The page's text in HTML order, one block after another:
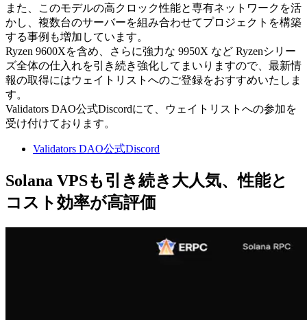
また、このモデルの高クロック性能と専有ネットワークを活
かし、複数台のサーバーを組み合わせてプロジェクトを構築
する事例も増加しています。
Ryzen 9600Xを含め、さらに強力な 9950X など Ryzenシリー
ズ全体の仕入れを引き続き強化してまいりますので、最新情
報の取得にはウェイトリストへのご登録をおすすめいたしま
す。
Validators DAO公式Discordにて、ウェイトリストへの参加を
受け付けております。
Validators DAO公式Discord
Solana VPSも引き続き大人気、性能と
コスト効率が高評価